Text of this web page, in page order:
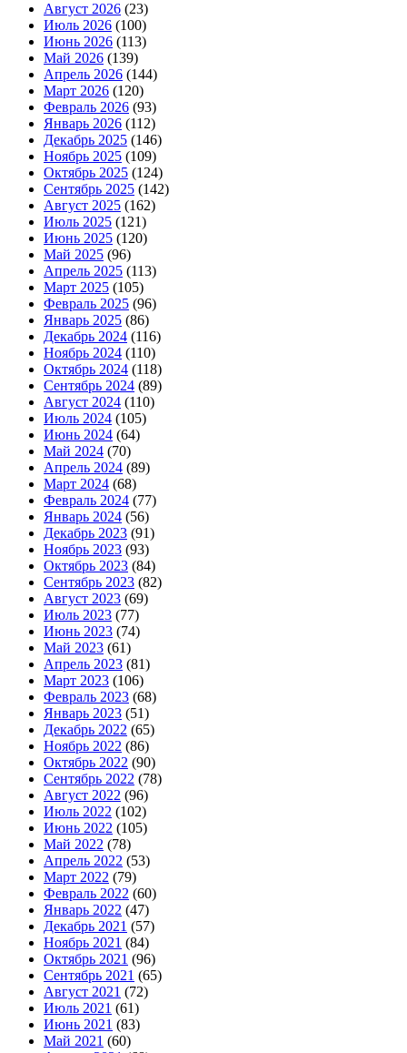
Август 2026 (23)
Июль 2026 (100)
Июнь 2026 (113)
Май 2026 (139)
Апрель 2026 (144)
Март 2026 (120)
Февраль 2026 (93)
Январь 2026 (112)
Декабрь 2025 (146)
Ноябрь 2025 (109)
Октябрь 2025 (124)
Сентябрь 2025 (142)
Август 2025 (162)
Июль 2025 (121)
Июнь 2025 (120)
Май 2025 (96)
Апрель 2025 (113)
Март 2025 (105)
Февраль 2025 (96)
Январь 2025 (86)
Декабрь 2024 (116)
Ноябрь 2024 (110)
Октябрь 2024 (118)
Сентябрь 2024 (89)
Август 2024 (110)
Июль 2024 (105)
Июнь 2024 (64)
Май 2024 (70)
Апрель 2024 (89)
Март 2024 (68)
Февраль 2024 (77)
Январь 2024 (56)
Декабрь 2023 (91)
Ноябрь 2023 (93)
Октябрь 2023 (84)
Сентябрь 2023 (82)
Август 2023 (69)
Июль 2023 (77)
Июнь 2023 (74)
Май 2023 (61)
Апрель 2023 (81)
Март 2023 (106)
Февраль 2023 (68)
Январь 2023 (51)
Декабрь 2022 (65)
Ноябрь 2022 (86)
Октябрь 2022 (90)
Сентябрь 2022 (78)
Август 2022 (96)
Июль 2022 (102)
Июнь 2022 (105)
Май 2022 (78)
Апрель 2022 (53)
Март 2022 (79)
Февраль 2022 (60)
Январь 2022 (47)
Декабрь 2021 (57)
Ноябрь 2021 (84)
Октябрь 2021 (96)
Сентябрь 2021 (65)
Август 2021 (72)
Июль 2021 (61)
Июнь 2021 (83)
Май 2021 (60)